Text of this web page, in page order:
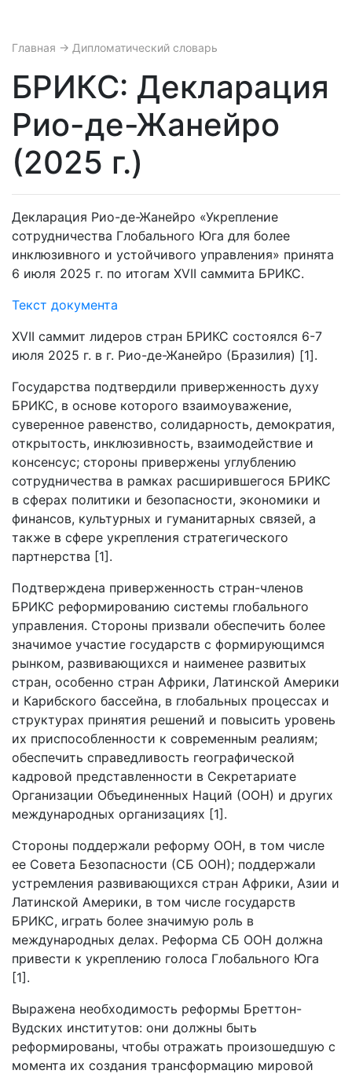
Главная → Дипломатический словарь
БРИКС: Декларация
Рио-де-Жанейро
(2025 г.)
Декларация Рио-де-Жанейро «Укрепление
сотрудничества Глобального Юга для более
инклюзивного и устойчивого управления» принята
6 июля 2025 г. по итогам XVII саммита БРИКС.
Текст документа
XVII саммит лидеров стран БРИКС состоялся 6-7
июля 2025 г. в г. Рио-де-Жанейро (Бразилия) [1].
Государства подтвердили приверженность духу
БРИКС, в основе которого взаимоуважение,
суверенное равенство, солидарность, демократия,
открытость, инклюзивность, взаимодействие и
консенсус; стороны привержены углублению
сотрудничества в рамках расширившегося БРИКС
в сферах политики и безопасности, экономики и
финансов, культурных и гуманитарных связей, а
также в сфере укрепления стратегического
партнерства [1].
Подтверждена приверженность стран-членов
БРИКС реформированию системы глобального
управления. Стороны призвали обеспечить более
значимое участие государств с формирующимся
рынком, развивающихся и наименее развитых
стран, особенно стран Африки, Латинской Америки
и Карибского бассейна, в глобальных процессах и
структурах принятия решений и повысить уровень
их приспособленности к современным реалиям;
обеспечить справедливость географической
кадровой представленности в Секретариате
Организации Объединенных Наций (ООН) и других
международных организациях [1].
Стороны поддержали реформу ООН, в том числе
ее Совета Безопасности (СБ ООН); поддержали
устремления развивающихся стран Африки, Азии и
Латинской Америки, в том числе государств
БРИКС, играть более значимую роль в
международных делах. Реформа СБ ООН должна
привести к укреплению голоса Глобального Юга
[1].
Выражена необходимость реформы Бреттон-
Вудских институтов: они должны быть
реформированы, чтобы отражать произошедшую с
момента их создания трансформацию мировой